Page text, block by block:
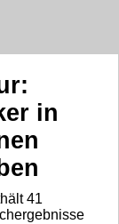
in
41